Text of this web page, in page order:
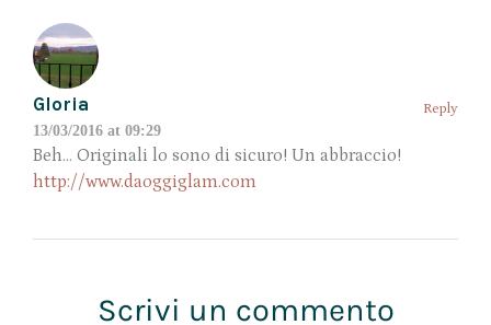
Gloria
13/03/2016 at 09:29
Reply
Beh… Originali lo sono di sicuro! Un abbraccio!
http://www.daoggiglam.com
Scrivi un commento